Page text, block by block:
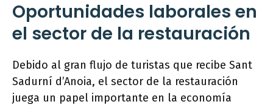
Oportunidades laborales en
el sector de la restauración
Debido al gran flujo de turistas que recibe Sant
Sadurní d’Anoia, el sector de la restauración
juega un papel importante en la economía